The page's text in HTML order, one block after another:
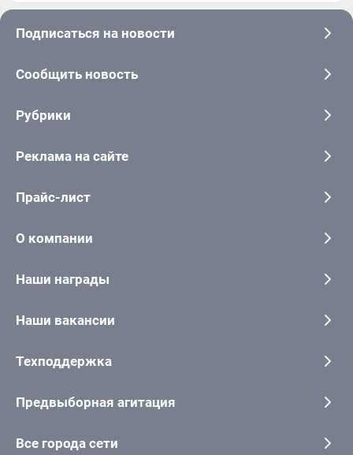
Подписаться на новости
Сообщить новость
Рубрики
Реклама на сайте
Прайс-лист
О компании
Наши награды
Наши вакансии
Техподдержка
Предвыборная агитация
Все города сети